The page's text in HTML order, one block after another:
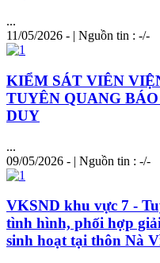
...
11/05/2026 - | Nguồn tin : -/-
KIỂM SÁT VIÊN
TUYÊN QUANG
DUY
...
09/05/2026 - | Nguồn tin : -/-
VKSND khu vực 7 -
tình hình, phối hợp
sinh hoạt tại thôn Nà